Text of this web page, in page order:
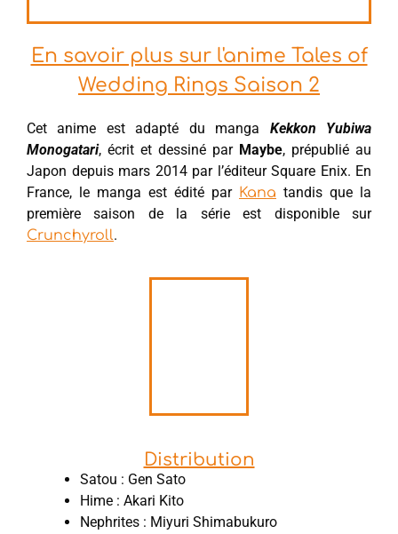
En savoir plus sur l'anime Tales of
Wedding Rings Saison 2
Cet anime est adapté du manga Kekkon Yubiwa
Monogatari, écrit et dessiné par Maybe, prépublié au
Japon depuis mars 2014 par l’éditeur Square Enix. En
France, le manga est édité par Kana tandis que la
première saison de la série est disponible sur
Crunchyroll.
Distribution
Satou : Gen Sato
Hime : Akari Kito
Nephrites : Miyuri Shimabukuro